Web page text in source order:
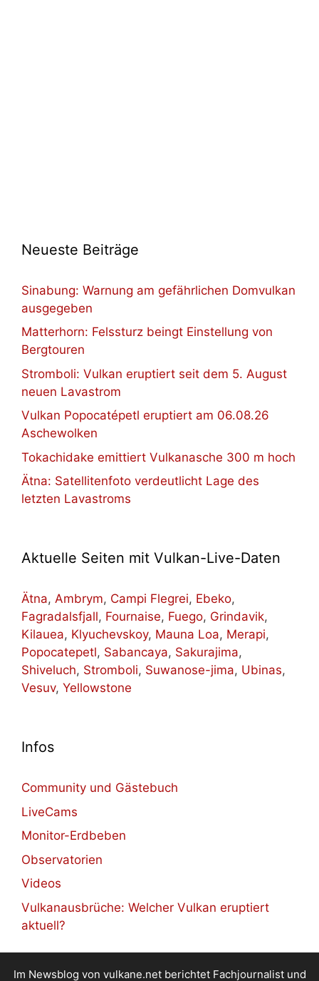
Neueste Beiträge
Sinabung: Warnung am gefährlichen Domvulkan
ausgegeben
Matterhorn: Felssturz beingt Einstellung von
Bergtouren
Stromboli: Vulkan eruptiert seit dem 5. August
neuen Lavastrom
Vulkan Popocatépetl eruptiert am 06.08.26
Aschewolken
Tokachidake emittiert Vulkanasche 300 m hoch
Ätna: Satellitenfoto verdeutlicht Lage des
letzten Lavastroms
Aktuelle Seiten mit Vulkan-Live-Daten
Ätna, Ambrym, Campi Flegrei, Ebeko,
Fagradalsfjall, Fournaise, Fuego, Grindavik,
Kilauea, Klyuchevskoy, Mauna Loa, Merapi,
Popocatepetl, Sabancaya, Sakurajima,
Shiveluch, Stromboli, Suwanose-jima, Ubinas,
Vesuv, Yellowstone
Infos
Community und Gästebuch
LiveCams
Monitor-Erdbeben
Observatorien
Videos
Vulkanausbrüche: Welcher Vulkan eruptiert
aktuell?
Im Newsblog von vulkane.net berichtet Fachjournalist und